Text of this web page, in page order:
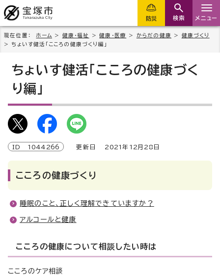
防災 検索 メニュー
現在位置： ホーム > 健康・福祉 >健康・医療 > からだの健康 > 健康づくり
> ちょいす健活「こころの健康づくり編」
ちょいす健活「こころの健康づく
り編」
ID 1044266 更新日 2021年 12 月 28 日
こころの健康づくり
睡眠のこと、正しく理解できていますか？
アルコールと健康
こころの健康について相談したい時は
こころのケア相談